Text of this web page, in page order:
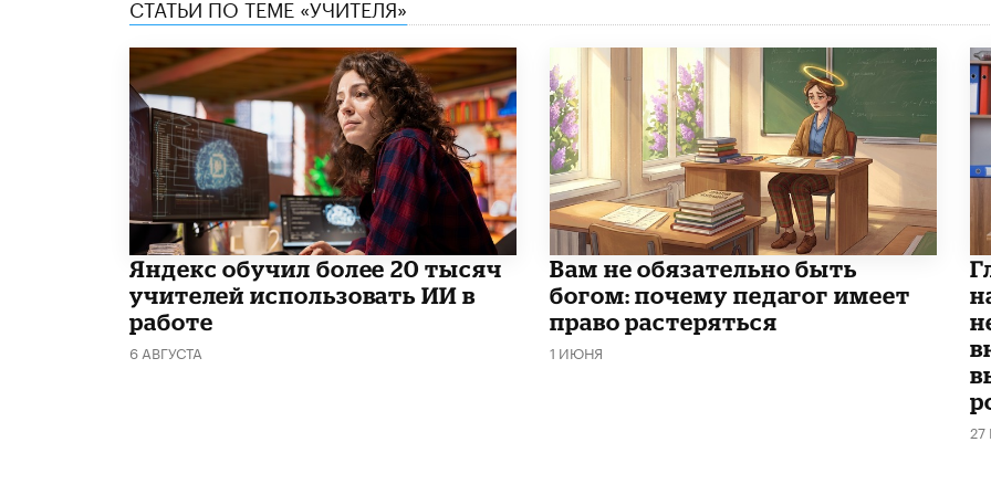
СТАТЬИ ПО ТЕМЕ «УЧИТЕЛЯ»
​Яндекс обучил более 20 тысяч
учителей использовать ИИ в
работе
6 АВГУСТА
​Вам не обязательно быть
богом: почему педагог имеет
право растеряться
1 ИЮНЯ